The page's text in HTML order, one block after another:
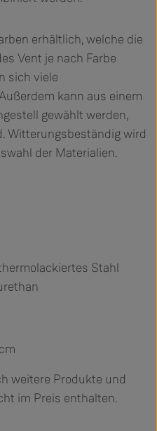
erhältlich, welche die
Vent je nach Farbe
sich viele
kann aus einem
gewählt werden,
Witterungsbeständig wird
der Materialien.
Stahl
weitere Produkte und
im Preis enthalten.